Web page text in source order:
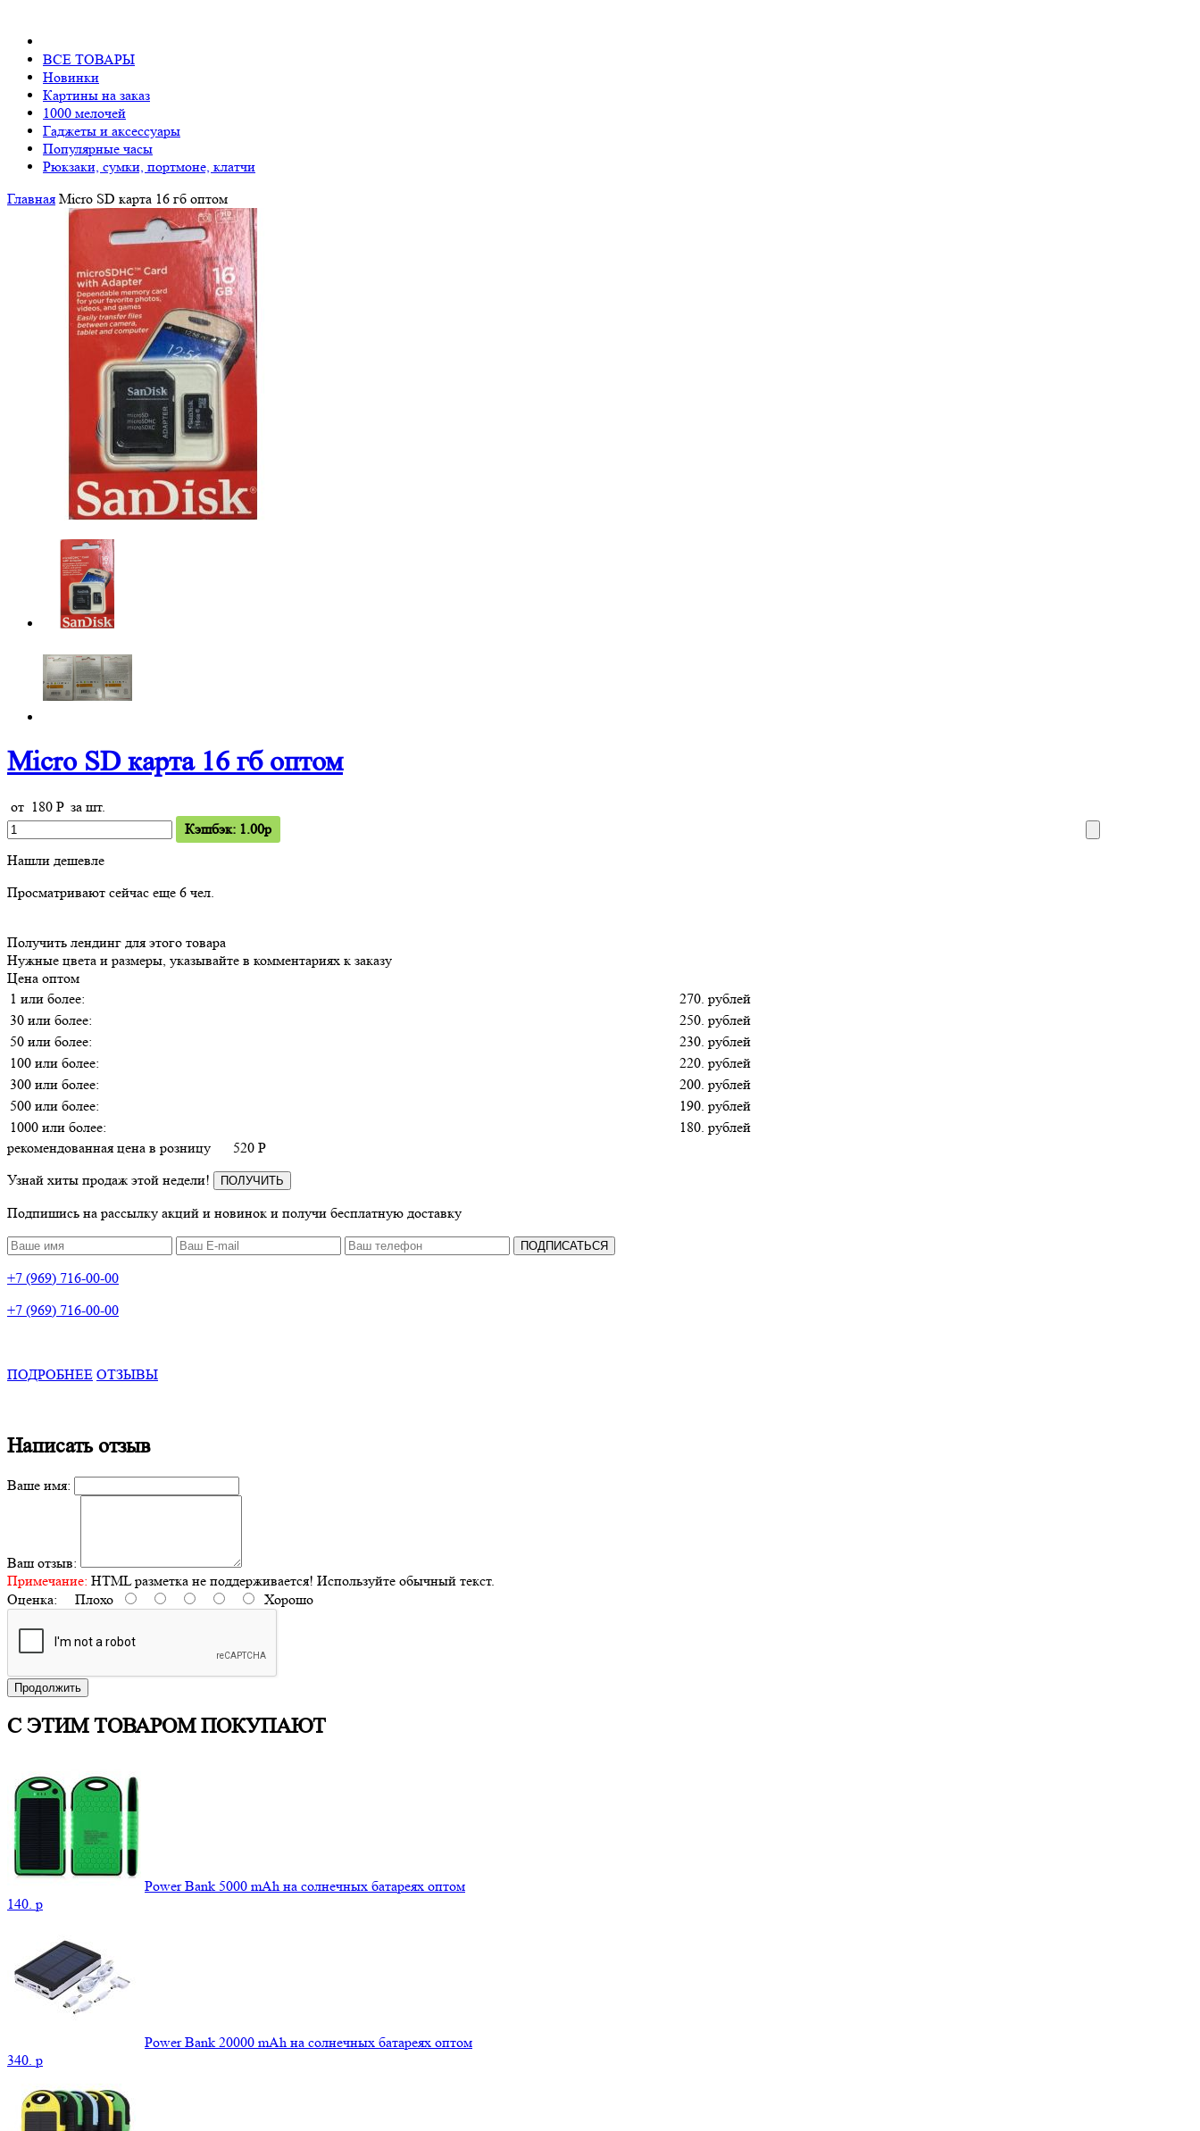
ВСЕ ТОВАРЫ
Новинки
Картины на заказ
1000 мелочей
Гаджеты и аксессуары
Популярные часы
Рюкзаки, сумки, портмоне, клатчи
Главная Micro SD карта 16 гб оптом
Micro SD карта 16 гб оптом
от 180 Pза шт.
Кэшбэк: 1.00p
Нашли дешевле
Просматривают сейчас еще 6 чел.
Получить лендинг для этого товара
Нужные цвета и размеры, указывайте в комментариях к заказу
Цена оптом
1 или более:
270. рублей
30 или более:
250. рублей
50 или более:
230. рублей
100 или более:
220. рублей
300 или более:
200. рублей
500 или более:
190. рублей
1000 или более:
180. рублей
рекомендованная цена в розницу
520 P
Узнай хиты продаж этой недели!
ПОЛУЧИТЬ
Подпишись на рассылку акций и новинок и получи бесплатную доставку
ПОДПИСАТЬСЯ
+7 (969) 716-00-00
+7 (969) 716-00-00
ПОДРОБНЕЕ ОТЗЫВЫ
Написать отзыв
Ваше имя:
Ваш отзыв:
Примечание: HTML разметка не поддерживается! Используйте обычный текст.
Оценка: Плохо Хорошо
Продолжить
С ЭТИМ ТОВАРОМ ПОКУПАЮТ
Power Bank 5000 mAh на солнечных батареях оптом
140. p
Power Bank 20000 mAh на солнечных батареях оптом
340. p